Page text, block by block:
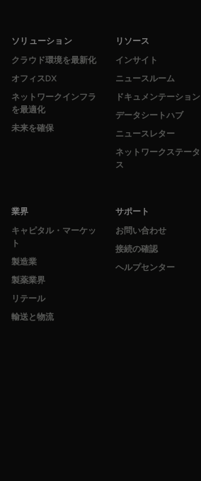
ソリューション
クラウド環境を最新化
オフィスDX
ネットワークインフラ
を最適化
未来を確保
業界
キャピタル・マーケッ
ト
製造業
製薬業界
リテール
輸送と物流
リソース
インサイト
ニュースルーム
ドキュメンテーション
データシートハブ
ニュースレター
ネットワークステータ
ス
サポート
お問い合わせ
接続の確認
ヘルプセンター